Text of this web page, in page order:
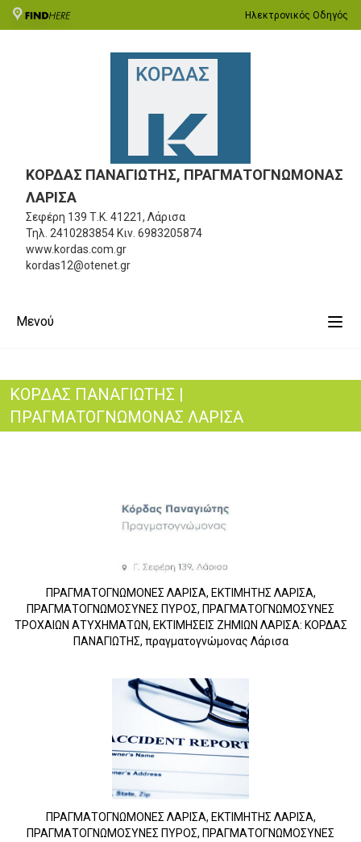
Ηλεκτρονικός Οδηγός
ΚΟΡΔΑΣ ΠΑΝΑΓΙΩΤΗΣ, ΠΡΑΓΜΑΤΟΓΝΩΜΟΝΑΣ
ΛΑΡΙΣΑ
Σεφέρη 139 Τ.Κ. 41221, Λάρισα
Τηλ. 2410283854 Κιν. 6983205874
www.kordas.com.gr
kordas12@otenet.gr
Μενού
ΚΟΡΔΑΣ ΠΑΝΑΓΙΩΤΗΣ |
ΠΡΑΓΜΑΤΟΓΝΩΜΟΝΑΣ ΛΑΡΙΣΑ
ΠΡΑΓΜΑΤΟΓΝΩΜΟΝΕΣ ΛΑΡΙΣΑ, ΕΚΤΙΜΗΤΗΣ ΛΑΡΙΣΑ,
ΠΡΑΓΜΑΤΟΓΝΩΜΟΣΥΝΕΣ ΠΥΡΟΣ, ΠΡΑΓΜΑΤΟΓΝΩΜΟΣΥΝΕΣ
ΤΡΟΧΑΙΩΝ ΑΤΥΧΗΜΑΤΩΝ, ΕΚΤΙΜΗΣΕΙΣ ΖΗΜΙΩΝ ΛΑΡΙΣΑ: ΚΟΡΔΑΣ
ΠΑΝΑΓΙΩΤΗΣ, πραγματογνώμονας Λάρισα
ΠΡΑΓΜΑΤΟΓΝΩΜΟΝΕΣ ΛΑΡΙΣΑ, ΕΚΤΙΜΗΤΗΣ ΛΑΡΙΣΑ,
ΠΡΑΓΜΑΤΟΓΝΩΜΟΣΥΝΕΣ ΠΥΡΟΣ, ΠΡΑΓΜΑΤΟΓΝΩΜΟΣΥΝΕΣ